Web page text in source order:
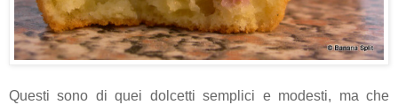
Questi sono di quei dolcetti semplici e modesti, ma che